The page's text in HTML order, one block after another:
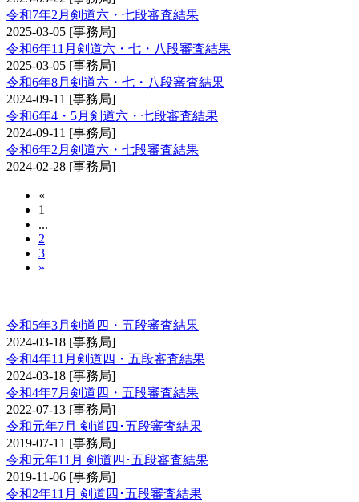
令和7年2月剣道六・七段審査結果
2025-03-05 [事務局]
令和6年11月剣道六・七・八段審査結果
2025-03-05 [事務局]
令和6年8月剣道六・七・八段審査結果
2024-09-11 [事務局]
令和6年4・5月剣道六・七段審査結果
2024-09-11 [事務局]
令和6年2月剣道六・七段審査結果
2024-02-28 [事務局]
«
1
...
2
3
»
令和5年3月剣道四・五段審査結果
2024-03-18 [事務局]
令和4年11月剣道四・五段審査結果
2024-03-18 [事務局]
令和4年7月剣道四・五段審査結果
2022-07-13 [事務局]
令和元年7月 剣道四･五段審査結果
2019-07-11 [事務局]
令和元年11月 剣道四･五段審査結果
2019-11-06 [事務局]
令和2年11月 剣道四･五段審査結果